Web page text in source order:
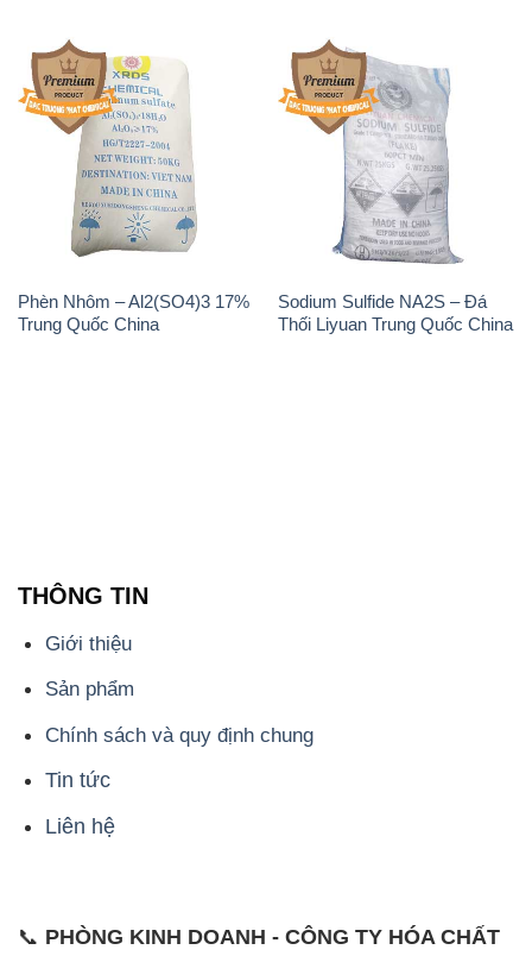
Phèn Nhôm – Al2(SO4)3 17%
Trung Quốc China
Sodium Sulfide NA2S – Đá
Thối Liyuan Trung Quốc China
THÔNG TIN
Giới thiệu
Sản phẩm
Chính sách và quy định chung
Tin tức
Liên hệ
📞 PHÒNG KINH DOANH - CÔNG TY HÓA CHẤT